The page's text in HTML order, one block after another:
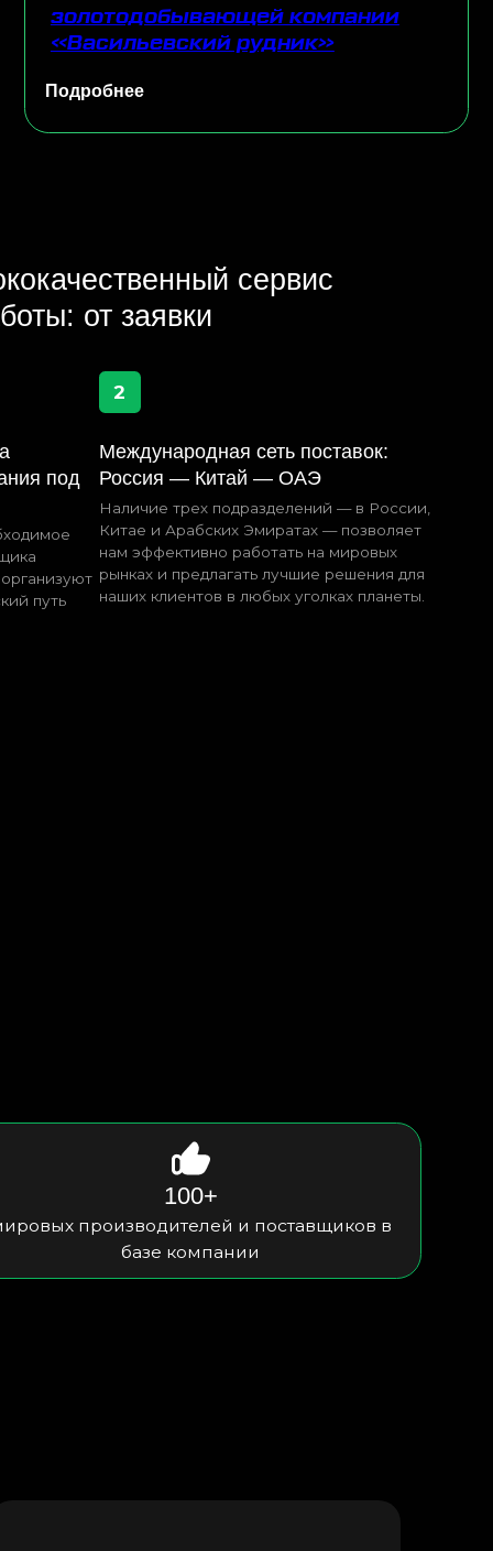
сервис
трех подразделений — в России,
и Арабских Эмиратах — позволяет
клиентов в любых уголках планеты.